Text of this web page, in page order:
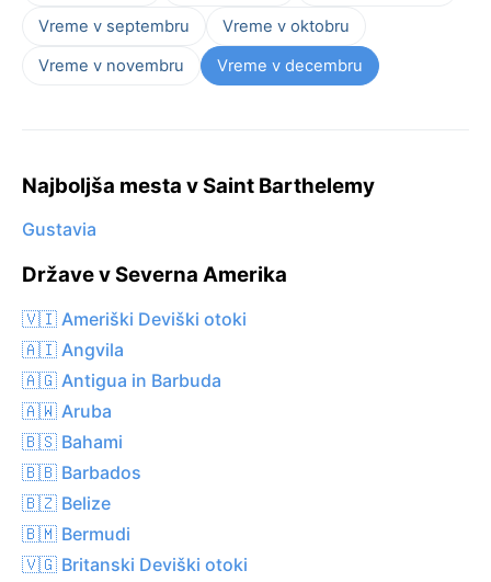
Vreme v septembru
Vreme v oktobru
Vreme v novembru
Vreme v decembru
Najboljša mesta v Saint Barthelemy
Gustavia
Države v Severna Amerika
🇻🇮 Ameriški Deviški otoki
🇦🇮 Angvila
🇦🇬 Antigua in Barbuda
🇦🇼 Aruba
🇧🇸 Bahami
🇧🇧 Barbados
🇧🇿 Belize
🇧🇲 Bermudi
🇻🇬 Britanski Deviški otoki